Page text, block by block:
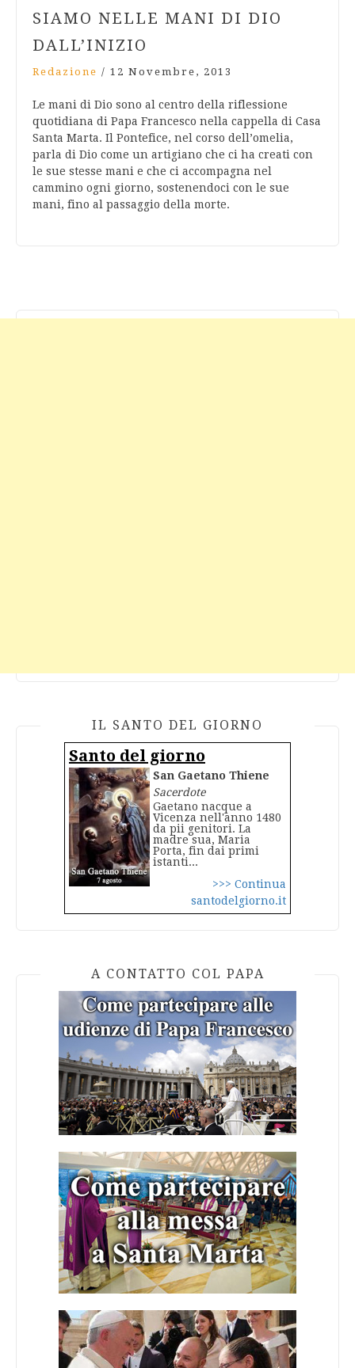
SIAMO NELLE MANI DI DIO
DALL’INIZIO
Redazione / 12 Novembre, 2013
Le mani di Dio sono al centro della riflessione
quotidiana di Papa Francesco nella cappella di Casa
Santa Marta. Il Pontefice, nel corso dell’omelia,
parla di Dio come un artigiano che ci ha creati con
le sue stesse mani e che ci accompagna nel
cammino ogni giorno, sostenendoci con le sue
mani, fino al passaggio della morte.
IL SANTO DEL GIORNO
Santo del giorno
San Gaetano Thiene
Sacerdote
Gaetano nacque a
Vicenza nell'anno 1480
da pii genitori. La
madre sua, Maria
Porta, fin dai primi
istanti...
>>> Continua
santodelgiorno.it
A CONTATTO COL PAPA